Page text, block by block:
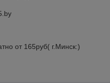
от 165руб( г.Минск:)